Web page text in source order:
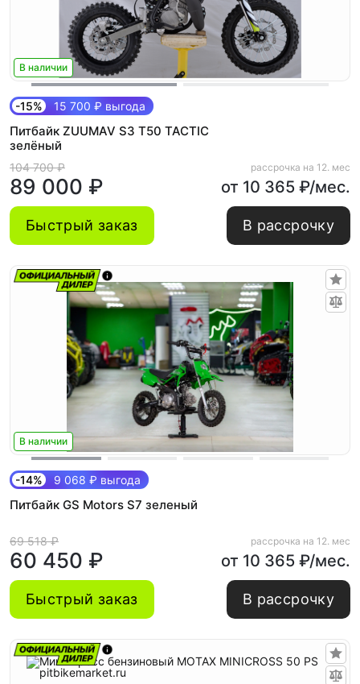
В наличии
-15% 15 700 ₽ выгода
Питбайк ZUUMAV S3 Т50 TACTIC
зелёный
104 700 ₽
89 000 ₽
рассрочка на 12. мес
от 10 365 ₽/мес.
Быстрый заказ В рассрочку
В наличии
-14% 9 068 ₽ выгода
Питбайк GS Motors S7 зеленый
69 518 ₽
60 450 ₽
рассрочка на 12. мес
от 10 365 ₽/мес.
Быстрый заказ В рассрочку